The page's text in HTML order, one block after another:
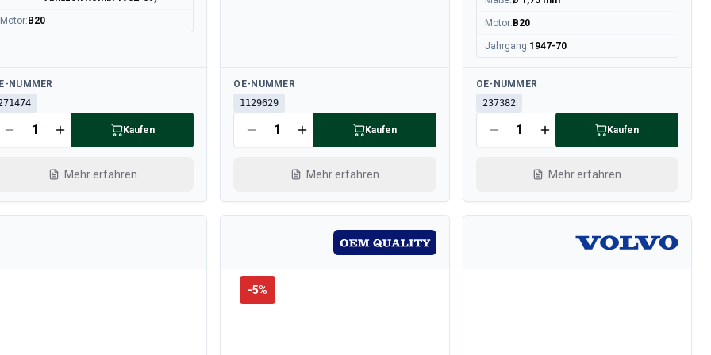
Motor: B20
NUMMER
Kaufen
Mehr erfahren
Verfügbar
OE-NUMMER
1129629
Kaufen
Mehr erfahren
Motor: B20
Jahrgang:1947-70
Verfügbar
OE-NUMMER
237382
Kaufen
Mehr erfahren
-5%